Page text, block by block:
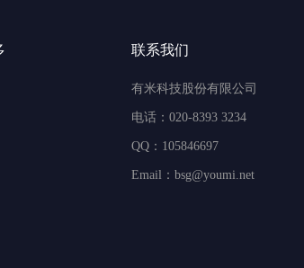
联系我们
有米科技股份有限公司
电话：020-8393 3234
QQ：105846697
Email：bsg@youmi.net